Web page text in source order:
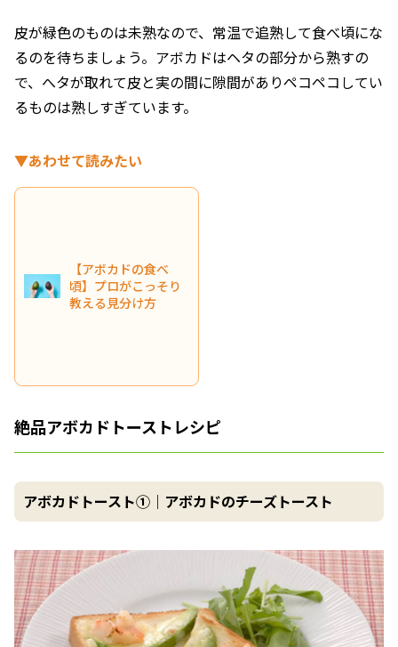
皮が緑色のものは未熟なので、常温で追熟して食べ頃にな
るのを待ちましょう。アボカドはヘタの部分から熟すの
で、へタが取れて皮と実の間に隙間がありペコペコしてい
るものは熟しすぎています。
▼あわせて読みたい
【アボカドの食べ
頃】プロがこっそり
教える見分け方
絶品アボカドトーストレシピ
アボカドトースト①｜アボカドのチーズトースト